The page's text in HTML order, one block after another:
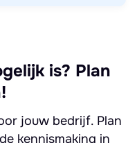
is? Plan
jouw bedrijf. Plan
kennismaking in